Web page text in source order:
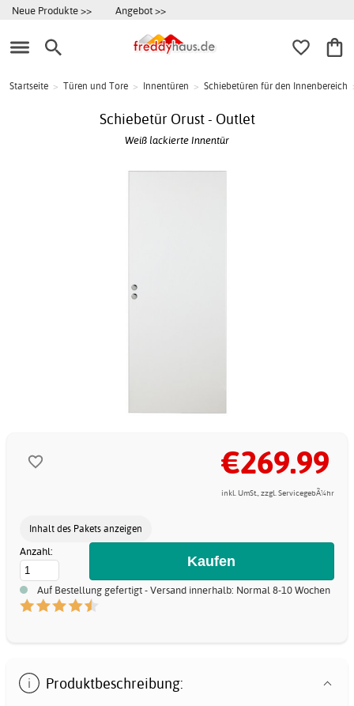
Neue Produkte >> Angebot >>
Startseite > Türen und Tore > Innentüren > Schiebetüren für den Innenbereich
Schiebetür Orust - Outlet
Weiß lackierte Innentür
€269.99
inkl. UmSt., zzgl. ServicegebÃ¼hr
Inhalt des Pakets anzeigen
Anzahl:
Auf Bestellung gefertigt - Versand innerhalb: Normal 8-10 Wochen
Produktbeschreibung: